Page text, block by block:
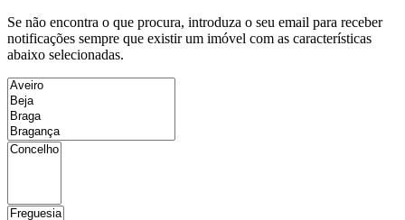
Se não encontra o que procura, introduza o seu email para receber
notificações sempre que existir um imóvel com as características
abaixo selecionadas.